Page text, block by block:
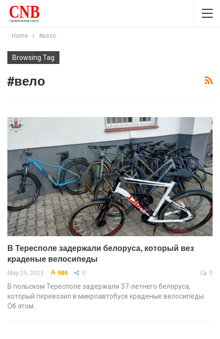
Home #вело
Browsing Tag
#вело
В Тересполе задержали белоруса, который вез
краденые велосипеды
Мар 29, 2023 986 0 0
В польском Тересполе задержали 37-летнего белоруса,
который перевозил в микроавтобусе краденые велосипеды.
Об этом…